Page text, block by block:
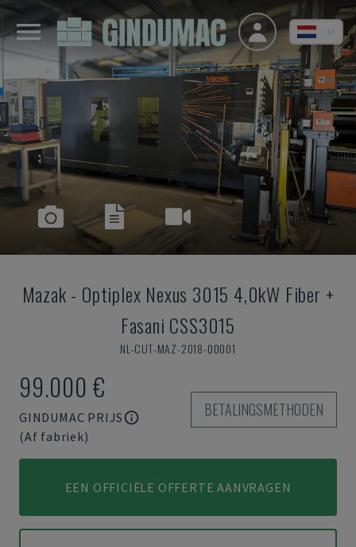
Mazak- Optiplex Nexus 3015 4,0kW Fiber +
Fasani CSS3015
NL-CUT-MAZ-2018-00001
99.000 €
GINDUMAC PRIJS
(Af fabriek)
BETALINGSMETHODEN
EEN OFFICIËLE OFFERTE AANVRAGEN